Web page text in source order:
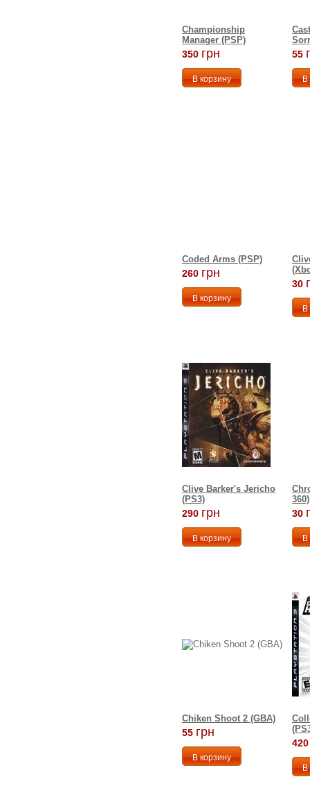
Championship
Manager (PSP)
350 грн 55
Coded Arms (PSP)
260 грн
30
Clive Barker's Jericho
(PS3)
290 грн
360)
30
Chiken Shoot 2 (GBA)
55 грн
420